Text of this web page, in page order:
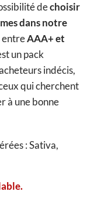
dechoisir
dans notre
entreAAA+ et
un pack
indécis,
qui cherchent
à une bonne
: Sativa,